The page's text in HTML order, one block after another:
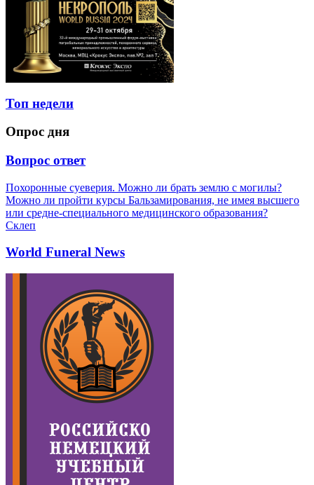
Топ недели
Опрос дня
Вопрос ответ
Похоронные суеверия. Можно ли брать землю с могилы?
Можно ли пройти курсы Бальзамирования, не имея высшего
или средне-специального медицинского образования?
Склеп
World Funeral News